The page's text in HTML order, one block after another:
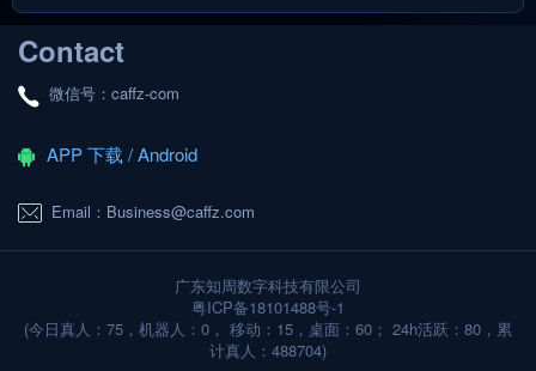
Contact
微信号：caffz-com
APP 下载 / Android
Email：Business@caffz.com
广东知周数字科技有限公司
粤ICP备18101488号-1
(今日真人：75，机器人：0， 移动：15，桌面：60； 24h活跃：80，累
计真人：488704)